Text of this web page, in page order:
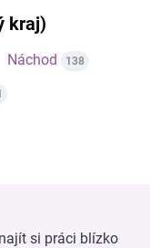
kraj)
Náchod 138
si práci blízko